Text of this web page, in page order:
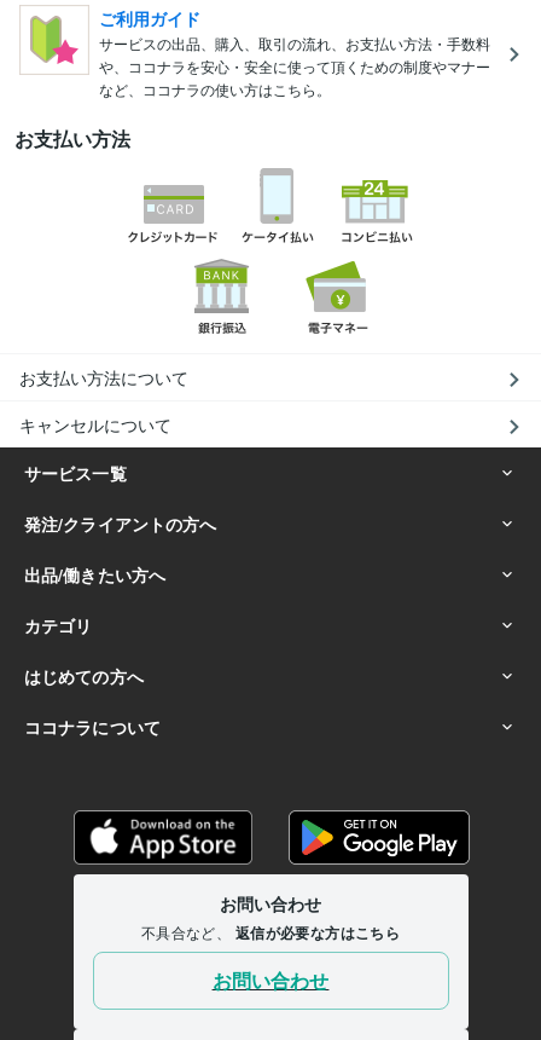
ご利用ガイド
サービスの出品、購入、取引の流れ、お支払い方法・手数料
や、ココナラを安心・安全に使って頂くための制度やマナー
など、ココナラの使い方はこちら。
お支払い方法
お支払い方法について
キャンセルについて